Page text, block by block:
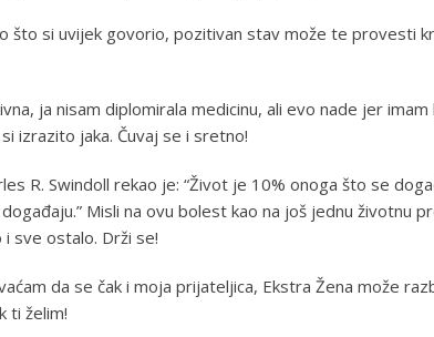
što si uvijek govorio, pozitivan stav može te provesti
ja nisam diplomirala medicinu, ali evo nade jer
izrazito jaka. Čuvaj se i sretno!
R. Swindoll rekao je: “Život je 10% onoga što se
Misli na ovu bolest kao na još jednu životnu
sve ostalo. Drži se!
da se čak i moja prijateljica, Ekstra Žena može
ti želim!